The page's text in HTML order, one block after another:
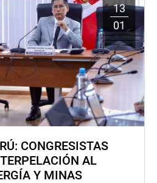
13
01
CONGRESISTAS
AL
Y MINAS